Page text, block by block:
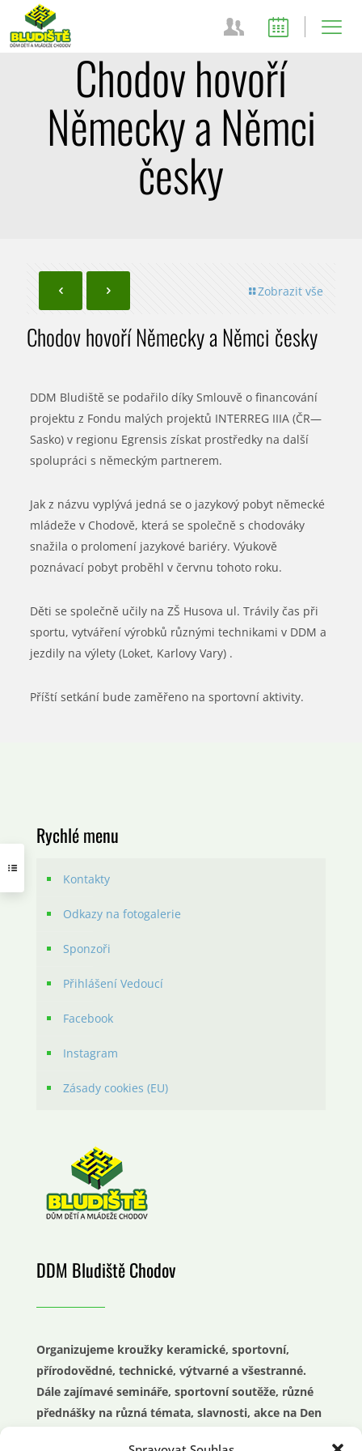
Chodov hovoří
Německy a Němci
česky
Zobrazit vše
Chodov hovoří Německy a Němci česky
DDM Bludiště se podařilo díky Smlouvě o financování
projektu z Fondu malých projektů INTERREG IIIA (ČR—
Sasko) v regionu Egrensis získat prostředky na další
spolupráci s německým partnerem.
Jak z názvu vyplývá jedná se o jazykový pobyt německé
mládeže v Chodově, která se společně s chodováky
snažila o prolomení jazykové bariéry. Výukově
poznávací pobyt proběhl v červnu tohoto roku.
Děti se společně učily na ZŠ Husova ul. Trávily čas při
sportu, vytváření výrobků různými technikami v DDM a
jezdily na výlety (Loket, Karlovy Vary) .
Příští setkání bude zaměřeno na sportovní aktivity.
Rychlé menu
Kontakty
Odkazy na fotogalerie
Sponzoři
Přihlášení Vedoucí
Facebook
Instagram
Zásady cookies (EU)
DDM Bludiště Chodov
Organizujeme kroužky keramické, sportovní,
přírodovědné, technické, výtvarné a všestranné.
Dále zajímavé semináře, sportovní soutěže, různé
přednášky na různá témata, slavnosti, akce na Den